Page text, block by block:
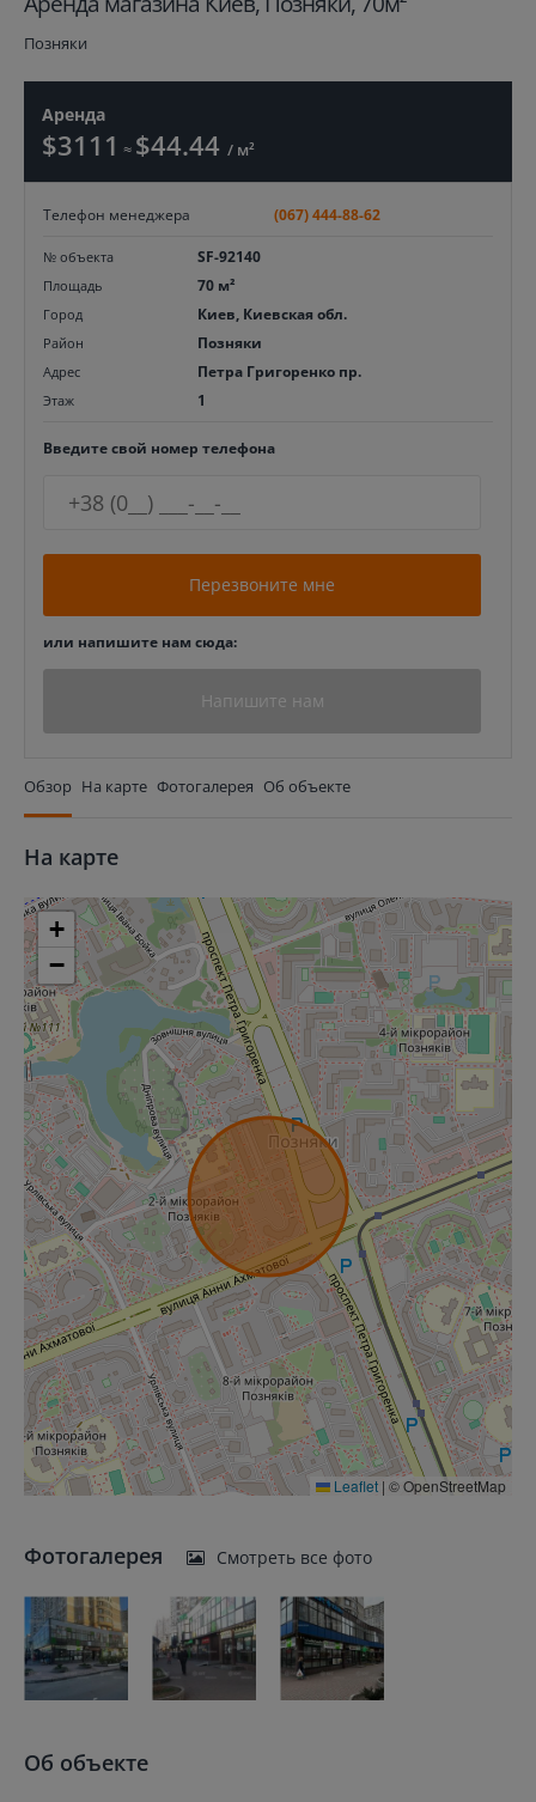
Позняки
Аренда
$3111 ≈ $44.44 / м²
Телефон менеджера (067) 444-88-62
№ объекта SF-92140
Площадь 70 м²
Город Киев, Киевская обл.
Район Позняки
Адрес Петра Григоренко пр.
Этаж 1
Введите свой номер телефона
Перезвоните мне
или напишите нам сюда:
Напишите нам
Обзор На карте Фотогалерея Об объекте
На карте
+
−
Leaflet | © OpenStreetMap
Фотогалерея Смотреть все фото
Об объекте